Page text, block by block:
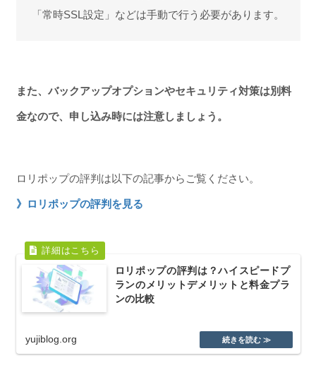
「常時SSL設定」などは手動で行う必要があります。
また、バックアップオプションやセキュリティ対策は別料
金なので、申し込み時には注意しましょう。
ロリポップの評判は以下の記事からご覧ください。
》ロリポップの評判を見る
ロリポップの評判は？ハイスピードプ
ランのメリットデメリットと料金プラ
ンの比較
yujiblog.org